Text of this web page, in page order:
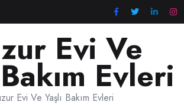
Evi Ve
Evleri
Evi Ve Yaşlı Bakım Evleri